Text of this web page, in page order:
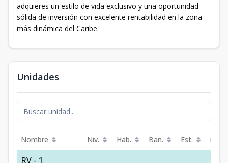
adquieres un estilo de vida exclusivo y una oportunidad
sólida de inversión con excelente rentabilidad en la zona
más dinámica del Caribe.
Unidades
Nombre Niv. Hab. Ban. Est. m²
RV - 1